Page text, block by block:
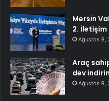
Mersin
2. İletişim
Ağustos 9,
Araç
dev
Ağustos 9,